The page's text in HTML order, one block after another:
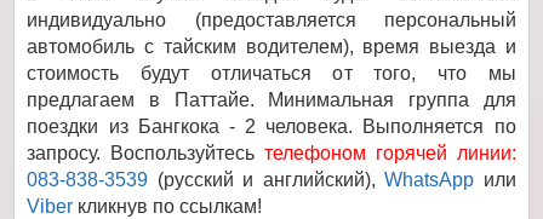
индивидуально (предоставляется персональный
автомобиль с тайским водителем), время выезда и
стоимость будут отличаться от того, что мы
предлагаем в Паттайе. Минимальная группа для
поездки из Бангкока - 2 человека. Выполняется по
запросу. Воспользуйтесь телефоном горячей линии:
083-838-3539 (русский и английский),WhatsApp или
Viber кликнув по ссылкам!